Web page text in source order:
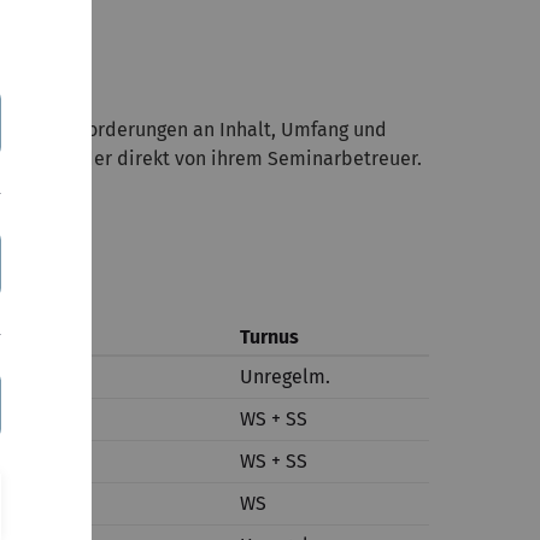
dass Anforderungen an Inhalt, Umfang und
oder direkt von ihrem Seminarbetreuer.
Turnus
Unregelm.
WS + SS
WS + SS
WS